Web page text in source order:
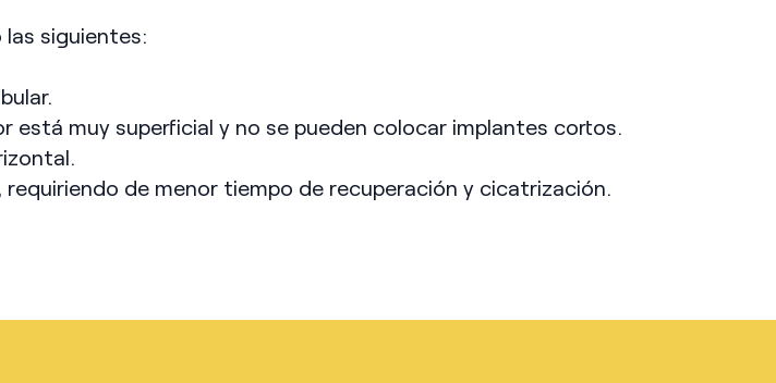
siguientes:
muy superficial y no se pueden colocar implantes cortos.
requiriendo de menor tiempo de recuperación y cicatrización.